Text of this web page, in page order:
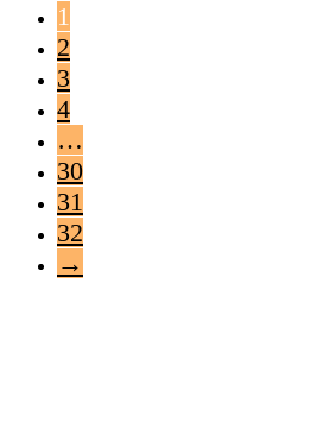
1
2
3
4
…
30
31
32
→